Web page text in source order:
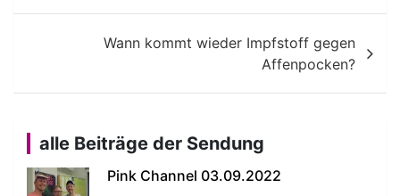
Wann kommt wieder Impfstoff gegen
Affenpocken?
alle Beiträge der Sendung
Pink Channel 03.09.2022